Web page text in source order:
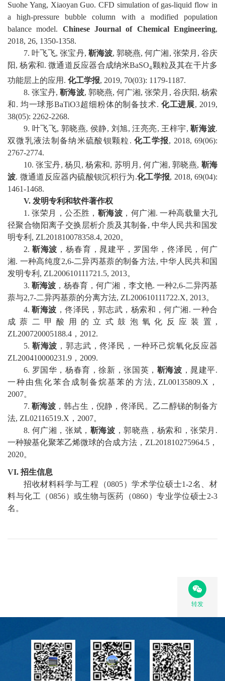
Suohe Yang, Xiaoyan Guo. CFD simulation of gas-liquid flow in
a high-pressure bubble column with a modified population
balance model. Chinese Journal of Chemical Engineering,
2018, 26, 1350-1358.
7. 叶飞飞, 张宝丹, 靳海波, 郭晓燕, 何广湘, 张荣月 , 谷庆
阳 , 杨索和. 微通道反应器合成纳米BaSO4颗粒及其在干片多
功能层上的应用 . 化工学报, 2019, 70(03): 1179-1187.
8.张宝丹, 靳海波, 郭晓燕, 何广湘, 张荣月 , 谷庆阳 , 杨索
和. 均一球形BaTiO3超细粉体的制备技术. 化工进展, 2019,
38(05): 2262-2268.
9. 叶飞飞, 郭晓燕, 侯静, 刘旭, 汪亮亮, 王梓宇, 靳海波.
双微乳液法制备纳米硫酸钡颗粒 .化工学报, 2018, 69(06):
2767-2774.
10.张宝丹, 杨贝 , 杨索和, 苏明月 , 何广湘, 郭晓燕, 靳海
波. 微通道反应器内硫酸钡沉积行为.化工学报, 2018, 69(04):
1461-1468.
V. 发明专利和软件著作权
1.张荣月，公丕胜， 靳海波 ，何广湘.一种高载量大孔
径聚合物阳离子交换层析介质及其制备, 中华人民共和国发
明专利 , ZL201810078358.4, 2020。
2. 靳海波 ，杨春育，晁建平，罗国华，佟泽民，何广
湘. 一种高纯度2,6-二异丙基萘的制备方法, 中华人民共和国
发明专利 , ZL200610111721.5, 2013。
3.靳海波 ，杨春育，何广湘，李文艳. 一种2,6-二异丙基
萘与2,7-二异丙基萘的分离方法, ZL200610111722.X, 2013。
4.靳海波 ，佟泽民，郭志武，杨索和，何广湘. 一种合
成萘二甲酸用的立式鼓泡氧化反应装置 ,
ZL200720005188.4 ， 2012.
5. 靳海波 ，郭志武，佟泽民，一种环己烷氧化反应器
ZL200410000231.9 ， 2009.
6. 罗国华，杨春育，徐新，张国英， 靳海波 ，晁建平.
一种由焦化苯合成制备烷基苯的方法, ZL00135809.X ，
2007。
7. 靳海波 ，韩占生，倪静，佟泽民。乙二醇锑的制备方
法, ZL02116519.X ， 2007。
8. 何广湘，张斌， 靳海波 ，郭晓燕，杨索和，张荣月 .
一种羧基化聚苯乙烯微球的合成方法， ZL201810275964.5，
2020。
VI. 招生信息
招收材料科学与工程（0805）学术学位硕士1-2名
、材
料与化工（0856）或生物与医药（0860）专业学位硕士2-3
名 。
转发